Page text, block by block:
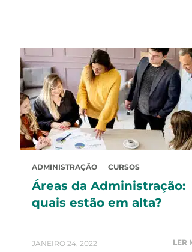
ADMINISTRAÇÃO CURSOS
Áreas da Administração:
quais estão em alta?
JANEIRO 24, 2022 LER